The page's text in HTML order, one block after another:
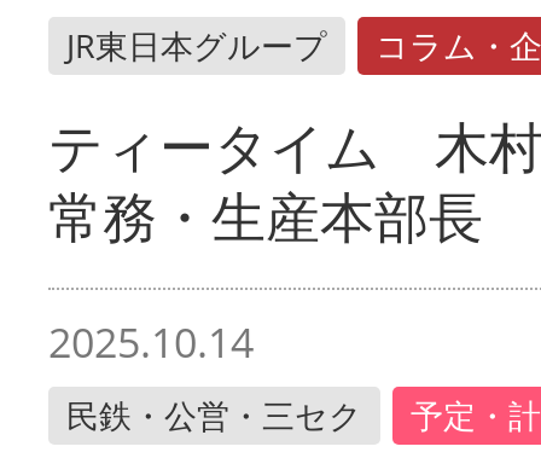
JR東日本グループ コラム・
ティータイム 木
常務・生産本部長
2025.10.14
民鉄・公営・三セク 予定・